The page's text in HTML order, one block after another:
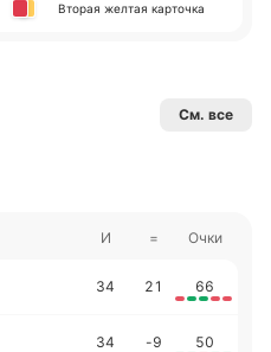
Вторая желтая карточка
См. все
И = Очки
34 21 66
34 -9 50